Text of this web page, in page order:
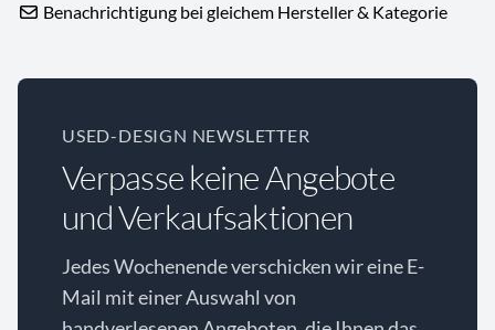
Benachrichtigung bei gleichem Hersteller & Kategorie
USED-DESIGN NEWSLETTER
Verpasse keine Angebote
und Verkaufsaktionen
Jedes Wochenende verschicken wir eine E-
Mail mit einer Auswahl von